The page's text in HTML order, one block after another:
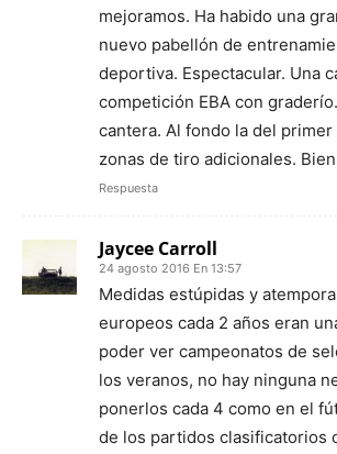
mejoramos. Ha habido una
nuevo pabellón de
deportiva. Espectacular. Una
competición EBA con
cantera. Al fondo la del
zonas de tiro adicionales.
Respuesta
Jaycee Carroll
24 agosto 2016 En 13:57
Medidas estúpidas y
europeos cada 2 años eran
poder ver campeonatos de
los veranos, no hay ninguna
ponerlos cada 4 como en el
de los partidos clasificatorios